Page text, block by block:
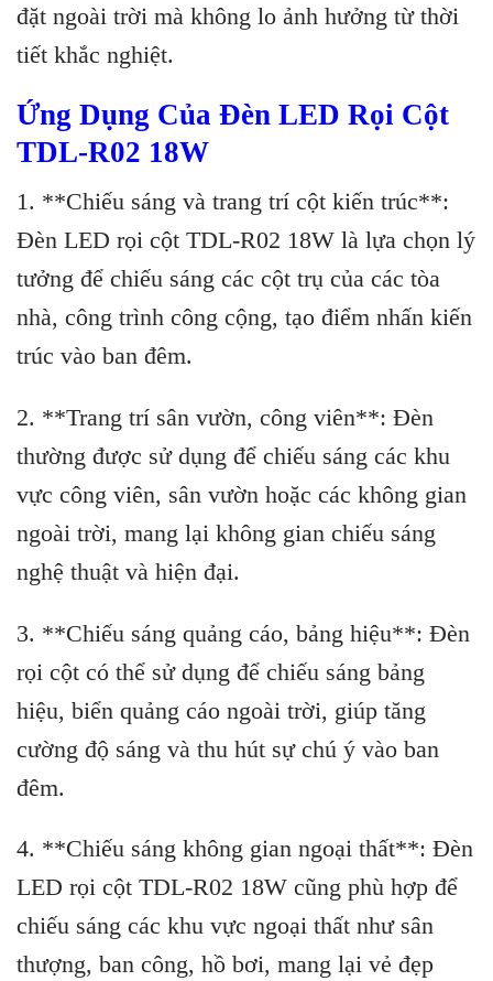
đặt ngoài trời mà không lo ảnh hưởng từ thời
tiết khắc nghiệt.
Ứng Dụng Của Đèn LED Rọi Cột
TDL-R02 18W
1. **Chiếu sáng và trang trí cột kiến trúc**:
Đèn LED rọi cột TDL-R02 18W là lựa chọn lý
tưởng để chiếu sáng các cột trụ của các tòa
nhà, công trình công cộng, tạo điểm nhấn kiến
trúc vào ban đêm.
2. **Trang trí sân vườn, công viên**: Đèn
thường được sử dụng để chiếu sáng các khu
vực công viên, sân vườn hoặc các không gian
ngoài trời, mang lại không gian chiếu sáng
nghệ thuật và hiện đại.
3. **Chiếu sáng quảng cáo, bảng hiệu**: Đèn
rọi cột có thể sử dụng để chiếu sáng bảng
hiệu, biển quảng cáo ngoài trời, giúp tăng
cường độ sáng và thu hút sự chú ý vào ban
đêm.
4. **Chiếu sáng không gian ngoại thất**: Đèn
LED rọi cột TDL-R02 18W cũng phù hợp để
chiếu sáng các khu vực ngoại thất như sân
thượng, ban công, hồ bơi, mang lại vẻ đẹp